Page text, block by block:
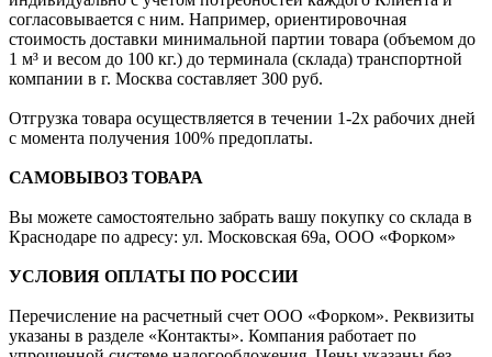
согласовывается с ним. Например, ориентировочная
стоимость доставки минимальной партии товара (объемом до
1 м³ и весом до 100 кг.) до терминала (склада) транспортной
компании в г. Москва составляет 300 руб.
Отгрузка товара осуществляется в течении 1-2х рабочих дней
с момента получения 100% предоплаты.
САМОВЫВОЗ ТОВАРА
Вы можете самостоятельно забрать вашу покупку со склада в
Краснодаре по адресу: ул. Московская 69а, ООО «Форком»
УСЛОВИЯ ОПЛАТЫ ПО РОССИИ
Перечисление на расчетный счет ООО «Форком». Реквизиты
указаны в разделе «Контакты». Компания работает по